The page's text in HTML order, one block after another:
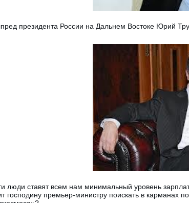
президента России на Дальнем Востоке Юрий
люди ставят всем нам минимальный уровень
господину премьер-министру поискать в карманах